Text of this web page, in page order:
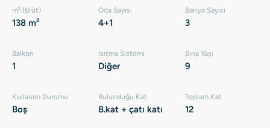
m² (Brüt)
138 m²
Oda Sayısı
4+1
Banyo Sayısı
3
Balkon
1
Isıtma Sistemi
Diğer
Bina Yaşı
9
Kullanım Durumu
Boş
Bulunduğu Kat
8.kat + çatı katı
Toplam Kat
12